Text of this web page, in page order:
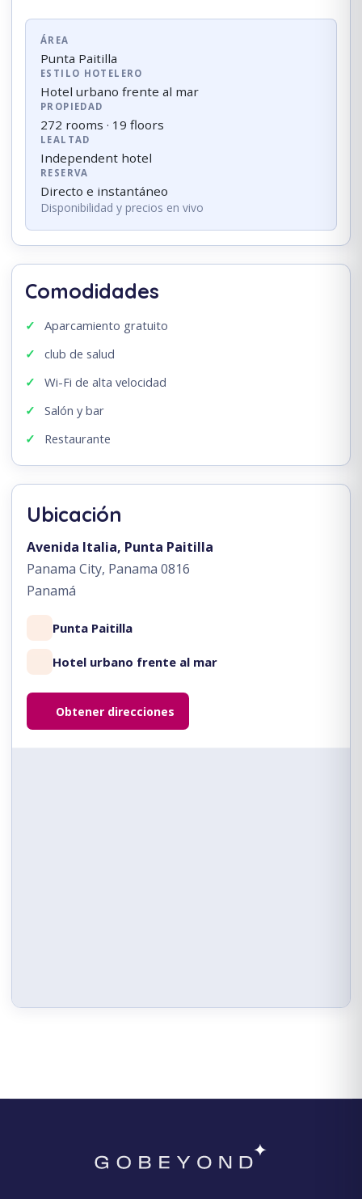
ÁREA
Punta Paitilla
ESTILO HOTELERO
Hotel urbano frente al mar
PROPIEDAD
272 rooms · 19 floors
LEALTAD
Independent hotel
RESERVA
Directo e instantáneo
Disponibilidad y precios en vivo
Comodidades
Aparcamiento gratuito
club de salud
Wi-Fi de alta velocidad
Salón y bar
Restaurante
Ubicación
Avenida Italia, Punta Paitilla
Panama City, Panama 0816
Panamá
Punta Paitilla
Hotel urbano frente al mar
Obtener direcciones